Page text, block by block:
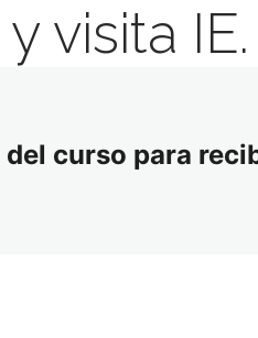
visita IE.
curso para